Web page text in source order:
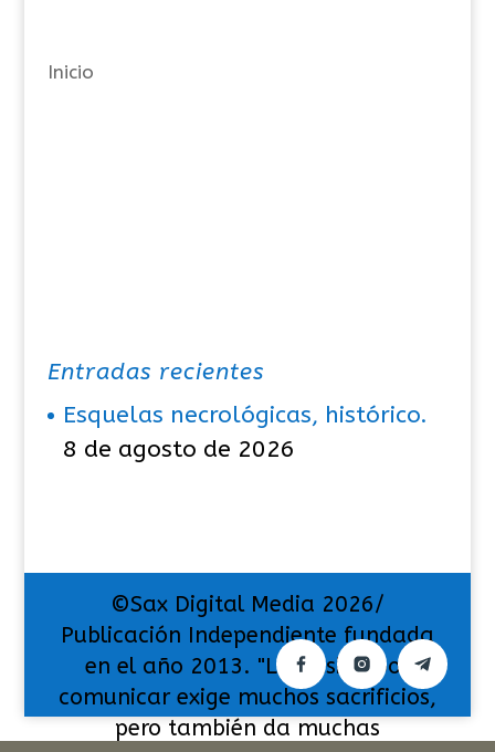
í
Inicio
Entradas recientes
Esquelas necrológicas, histórico.
8 de agosto de 2026
©Sax Digital Media 2026/
Publicación Independiente fundada
en el año 2013. "La pasión por
comunicar exige muchos sacrificios,
pero también da muchas